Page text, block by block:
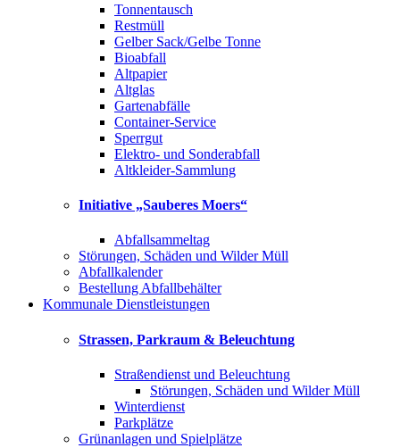
Tonnentausch
Restmüll
Gelber Sack/Gelbe Tonne
Bioabfall
Altpapier
Altglas
Gartenabfälle
Container-Service
Sperrgut
Elektro- und Sonderabfall
Altkleider-Sammlung
Initiative „Sauberes Moers“
Abfallsammeltag
Störungen, Schäden und Wilder Müll
Abfallkalender
Bestellung Abfallbehälter
Kommunale Dienstleistungen
Strassen, Parkraum & Beleuchtung
Straßendienst und Beleuchtung
Störungen, Schäden und Wilder Müll
Winterdienst
Parkplätze
Grünanlagen und Spielplätze